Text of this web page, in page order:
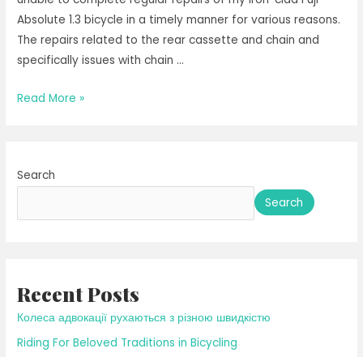
Absolute 1.3 bicycle in a timely manner for various reasons.
The repairs related to the rear cassette and chain and
specifically issues with chain …
Riding
Environmentalism
Read More »
Search
Search
Recent Posts
Колеса адвокації рухаються з різною швидкістю
Riding For Beloved Traditions in Bicycling